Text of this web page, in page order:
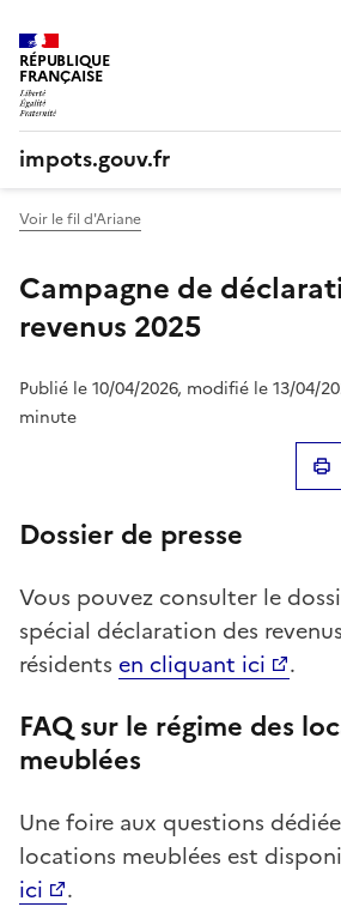
RÉPUBLIQUE
FRANÇAISE
impots.gouv.fr
Voir le fil d'Ariane
Campagne de
revenus 2025
Publié le 10/04/2026, modifié le 13/04/
minute
Dossier de presse
Vous pouvez consulter le
spécial déclaration des
résidents en cliquant ici .
FAQ sur le régime des
meublées
Une foire aux questions
locations meublées est
ici
.